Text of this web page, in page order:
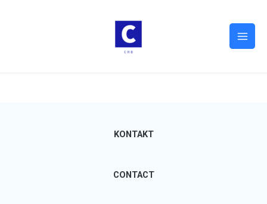
KONTAKT
CONTACT